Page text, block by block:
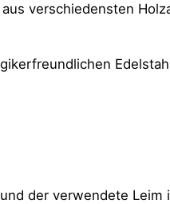
verschiedensten
der verwendete Leim